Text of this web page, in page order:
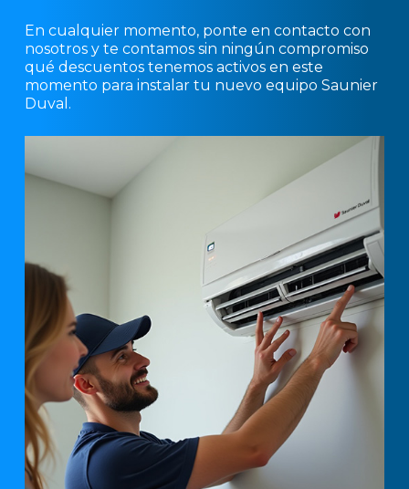
En cualquier momento, ponte en contacto con
nosotros y te contamos sin ningún compromiso
qué descuentos tenemos activos en este
momento para instalar tu nuevo equipo Saunier
Duval.